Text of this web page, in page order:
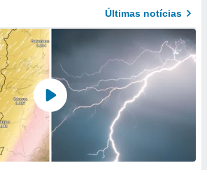
Últimas notícias